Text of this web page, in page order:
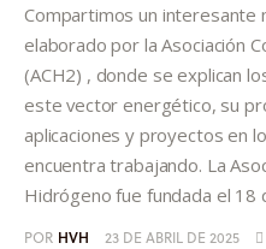
Compartimos un interesante
elaborado por la Asociación
(ACH2) , donde se explican
este vector energético, su
aplicaciones y proyectos en
encuentra trabajando. La
Hidrógeno fue fundada el
POR HVH 23 DE ABRIL DE 2025